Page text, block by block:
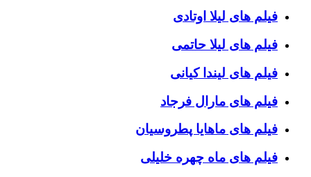
فیلم های لیلا اوتادی
فیلم های لیلا حاتمی
فیلم های لیندا کیانی
فیلم های مارال فرجاد
فیلم های ماهایا پطروسیان
فیلم های ماه چهره خلیلی